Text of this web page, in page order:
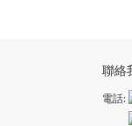
聯絡
電話: